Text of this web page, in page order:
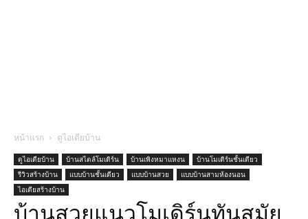
หน้าแรก ดูไอเดียบ้าน
ดูไอเดียบ้าน บ้านสไตล์โมเดิร์น บ้านเพิงหมาแหงน
บ้านโมเดิร์นชั้นเดียว
รีวิวสร้างบ้าน
แบบบ้านชั้นเดียว แบบบ้านสวย
แบบบ้านสามห้องนอน
ไอเดียสร้างบ้าน
บ้านสวยแนวโมเดิร์นทันสมัย